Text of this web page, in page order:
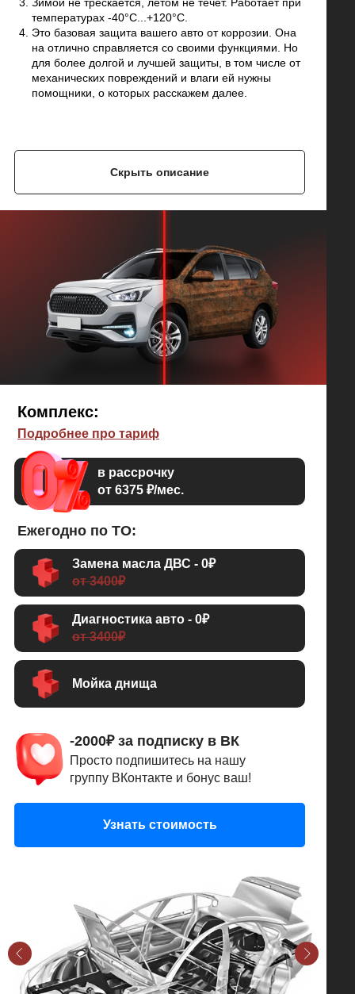
Зимой не трескается, летом не течет. Работает при
температурах -40°C...+120°C.
Это базовая защита вашего авто от коррозии. Она
на отлично справляется со своими функциями. Но
для более долгой и лучшей защиты, в том числе от
механических повреждений и влаги ей нужны
помощники, о которых расскажем далее.
Скрыть описание
-2000₽ за подписку в ВК
Просто подпишитесь на нашу
группу ВКонтакте и бонус ваш!
Ежегодно по ТО:
Подробнее про тариф
Комплекс:
Узнать стоимость
Мойка днища
Диагностика авто - 0₽
от 3400₽
в рассрочку
от 6375 ₽/мес.
Замена масла ДВС - 0₽
от 3400₽